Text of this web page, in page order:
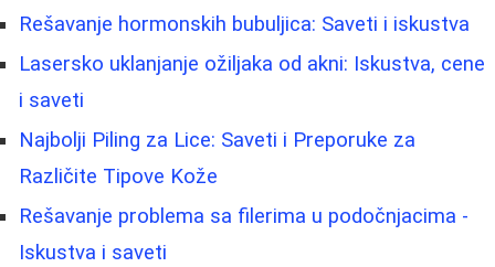
Rešavanje hormonskih bubuljica: Saveti i iskustva
Lasersko uklanjanje ožiljaka od akni: Iskustva, cene
i saveti
Najbolji Piling za Lice: Saveti i Preporuke za
Različite Tipove Kože
Rešavanje problema sa filerima u podočnjacima -
Iskustva i saveti